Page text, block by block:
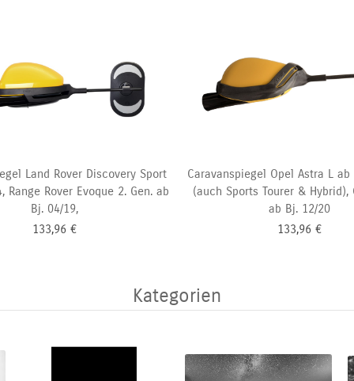
Land Rover Discovery Sport
Range Rover Evoque 2. Gen. ab
Bj. 04/19,
133,96 €
Caravanspiegel Opel Astra L
(auch Sports Tourer & Hybrid),
ab Bj. 12/20
133,96 €
Kategorien